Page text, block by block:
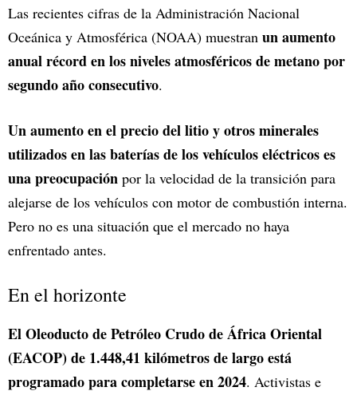
Las recientes cifras de la Administración Nacional
Oceánica y Atmosférica (NOAA) muestran un aumento
anual récord en los niveles atmosféricos de metano por
segundo año consecutivo.
Un aumento en el precio del litio y otros minerales
utilizados en las baterías de los vehículos eléctricos es
una preocupación por la velocidad de la transición para
alejarse de los vehículos con motor de combustión interna.
Pero no es una situación que el mercado no haya
enfrentado antes.
En el horizonte
El Oleoducto de Petróleo Crudo de África Oriental
(EACOP) de 1.448,41 kilómetros de largo está
programado para completarse en 2024. Activistas e